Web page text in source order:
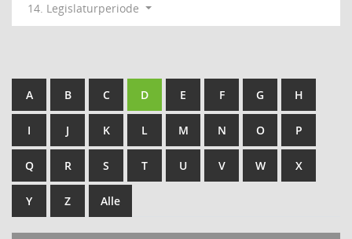
14. Legislaturperiode
A B C D E F G H
I J K L M N O P
Q R S T U V W X
Y Z Alle